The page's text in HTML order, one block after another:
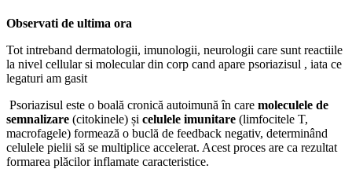
Observati de ultima ora
Tot intreband dermatologii, imunologii, neurologii care sunt reactiile
la nivel cellular si molecular din corp cand apare psoriazisul , iata ce
legaturi am gasit
Psoriazisul este o boală cronică autoimună în care moleculele de
semnalizare (citokinele) și celulele imunitare (limfocitele T,
macrofagele) formează o buclă de feedback negativ, determinând
celulele pielii să se multiplice accelerat. Acest proces are ca rezultat
formarea plăcilor inflamate caracteristice.